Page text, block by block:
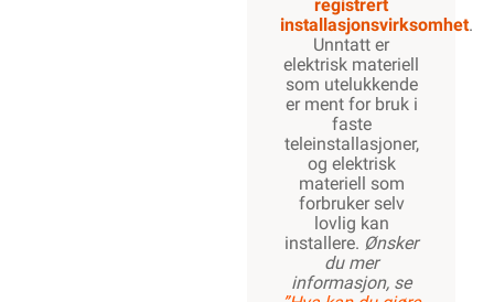
3300W
registrert
installasjonsvirksomhet.
Unntatt er
elektrisk materiell
som utelukkende
er ment for bruk i
faste
teleinstallasjoner,
og elektrisk
materiell som
forbruker selv
lovlig kan
installere. Ønsker
du mer
informasjon, se